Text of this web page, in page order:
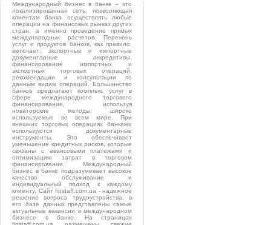
Международный бизнес в банке – это
локализированная сеть, позволяющая
клиентам банка осуществлять любые
операции на финансовых рынках других
стран, а именно проведение прямых
международных расчетов. Перечень
услуг и продуктов банков, как правило,
включает: экспортные и импортные
документарные аккредитивы,
финансирование импортных и
экспортных торговых операций,
рекомендации и консультации по
данным видам операций. Большинство
банков предлагают комплекс услуг в
сфере международного торгового
финансирования, используя
новаторские методы, широко
используемые во всем мире. При
внешних торговых операциях банками
используются документарные
инструменты. Это обеспечивает
уменьшение кредитных рисков, которые
связаны с авансовыми платежами и
оптимизацию затрат в торговом
финансировании. Международный
бизнес в банке подразумевает высокое
качество обслуживание и
индивидуальный подход к каждому
клиенту. Сайт finstaff.com.ua - надежное
решение вопроса трудоустройства, в
его базе данных представлены самые
актуальные вакансии в международном
бизнесе в банке. На страницах